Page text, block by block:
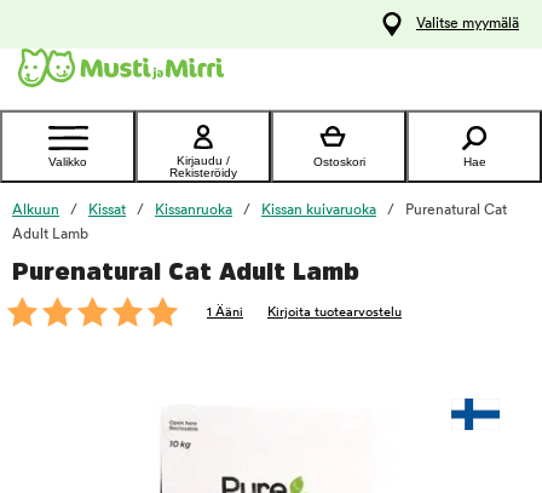
Ota yhteyttä
asiakaspalveluun
Valitse myymälä
Valikko
Kirjaudu /
Rekisteröidy
Ostoskori Hae
Alkuun Kissat Kissanruoka Kissan kuivaruoka
Purenatural Cat
Adult Lamb
Purenatural Cat Adult Lamb
1 Ääni Kirjoita tuotearvostelu
foo